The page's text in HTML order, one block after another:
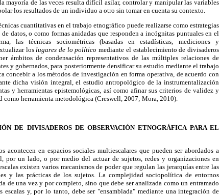
mayoría de las veces resulta difícil asilar, controlar y manipular las variables
los resultados de un individuo a otro sin tomar en cuenta su contexto.
cuantitativas en el trabajo etnográfico puede realizarse como estrategias
datos, o como formas anidadas que responden a incógnitas puntuales en el
las técnicas sociométricas (basadas en estadísticas, mediciones y
los lugares de lo político mediante el establecimiento de divisaderos
ámbitos de condensación representativos de las múltiples relaciones de
y gobernados, para posteriormente densificar su estudio mediante el trabajo
a los métodos de investigación en forma operativa, de acuerdo con
dicha visión integral, el estudio antropológico de la instrumentalización
y herramientas epistemológicas, así como afinar sus criterios de validez y
herramienta metodológica (Creswell, 2007; Mora, 2010).
DE DIVISADEROS DE OBSERVACIÓN ETNOGRÁFICA PARA EL
acontecen en espacios sociales multiescalares que pueden ser abordados a
por un lado, o por medio del actuar de sujetos, redes y organizaciones en
existen varios mecanismos de poder que regulan las jerarquías entre las
y las prácticas de los sujetos. La complejidad sociopolítica de entornos
de una vez y por completo, sino que debe ser analizada como un entramado
escalas y, por lo tanto, debe ser "ensamblada" mediante una integración de